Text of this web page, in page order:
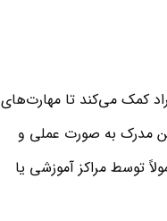
کمک می‌کند تا مهارت‌های
مدرک به صورت عملی و
توسط مراکز آموزشی یا